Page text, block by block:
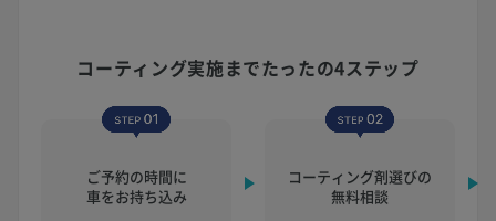
コーティング実施までたったの4ステップ
ご予約の時間に
車をお持ち込み
コーティング剤選びの
無料相談